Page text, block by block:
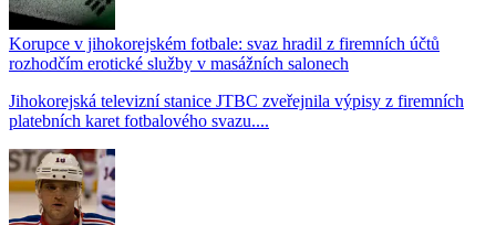
Korupce v jihokorejském fotbale: svaz hradil z firemních účtů
rozhodčím erotické služby v masážních salonech
Jihokorejská televizní stanice JTBC zveřejnila výpisy z firemních
platebních karet fotbalového svazu....